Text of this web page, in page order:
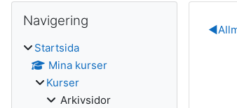
◀︎
Block
Navigering
Startsida
Mina kurser
Kurser
Arkivsidor